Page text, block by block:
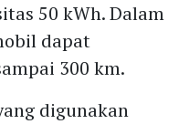
50 kWh. Dalam
dapat
300 km.
digunakan